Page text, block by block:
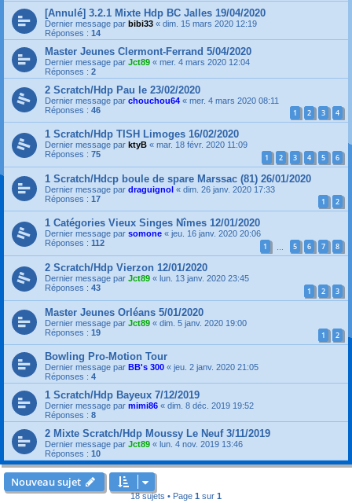
[Annulé] 3.2.1 Mixte Hdp BC Jalles 19/04/2020
Dernier message par bibi33 « dim. 15 mars 2020 12:19
Réponses : 14
Master Jeunes Clermont-Ferrand 5/04/2020
Dernier message par Jct89 « mer. 4 mars 2020 12:04
Réponses : 2
2 Scratch/Hdp Pau le 23/02/2020
Dernier message par chouchou64 « mer. 4 mars 2020 08:11
Réponses : 46 1 2 3 4
1 Scratch/Hdp TISH Limoges 16/02/2020
Dernier message par ktyB « mar. 18 févr. 2020 11:09
Réponses : 75 1 2 3 4 5 6
1 Scratch/Hdcp boule de spare Marssac (81) 26/01/2020
Dernier message par draguignol « dim. 26 janv. 2020 17:33
Réponses : 17 1 2
1 Catégories Vieux Singes Nîmes 12/01/2020
Dernier message par somone « jeu. 16 janv. 2020 20:06
Réponses : 112 1 5 6 7 8
2 Scratch/Hdp Vierzon 12/01/2020
Dernier message par Jct89 « lun. 13 janv. 2020 23:45
Réponses : 43 1 2 3
Master Jeunes Orléans 5/01/2020
Dernier message par Jct89 « dim. 5 janv. 2020 19:00
Réponses : 19 1 2
Bowling Pro-Motion Tour
Dernier message par BB's 300 « jeu. 2 janv. 2020 21:05
Réponses : 4
1 Scratch/Hdp Bayeux 7/12/2019
Dernier message par mimi86 « dim. 8 déc. 2019 19:52
Réponses : 8
2 Mixte Scratch/Hdp Moussy Le Neuf 3/11/2019
Dernier message par Jct89 « lun. 4 nov. 2019 13:46
Réponses : 10
Nouveau sujet
18 sujets • Page 1 sur 1